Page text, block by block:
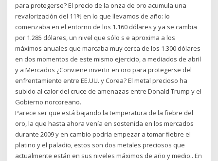
para protegerse? El precio de la onza de oro acumula una
revalorización del 11% en lo que llevamos de año: lo
comenzaba en el entorno de los 1.160 dólares y ya se cambia
por 1.285 dólares, un nivel que sólo s e aproxima a los
máximos anuales que marcaba muy cerca de los 1.300 dólares
en dos momentos de este mismo ejercicio, a mediados de abril
y a Mercados ¿Conviene invertir en oro para protegerse del
enfrentamiento entre EE.UU. y Corea? El metal precioso ha
subido al calor del cruce de amenazas entre Donald Trump y el
Gobierno norcoreano.
Parece ser que está bajando la temperatura de la fiebre del
oro, la que hasta ahora venía en sostenida en los mercados
durante 2009 y en cambio podría empezar a tomar fiebre el
platino y el paladio, estos son dos metales preciosos que
actualmente están en sus niveles máximos de año y medio.. En